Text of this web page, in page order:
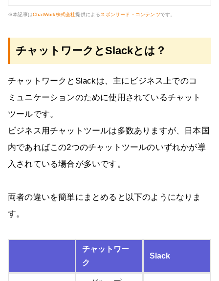
※本記事はChatWork株式会社提供によるスポンサード・コンテンツです。
チャットワークとSlackとは？
チャットワークとSlackは、主にビジネス上でのコ
ミュニケーションのために使用されているチャット
ツールです。
ビジネス用チャットツールは多数ありますが、日本国
内であればこの2つのチャットツールのいずれかが導
入されている場合が多いです。
両者の違いを簡単にまとめると以下のようになりま
す。
チャットワー
ク
Slack